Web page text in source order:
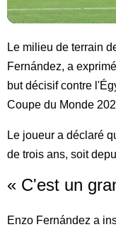
Le milieu de terrain
Fernández, a
but décisif contre
Coupe du Monde
Le joueur a déclaré
de trois ans, soit
« C'est un
Enzo Fernández a